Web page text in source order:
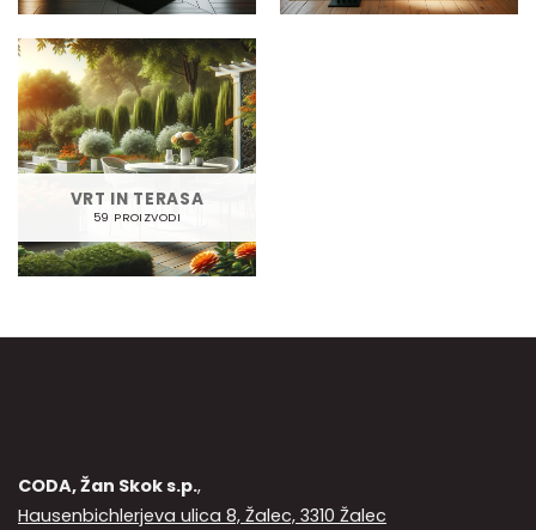
VRT IN TERASA
59 PROIZVODI
CODA, Žan Skok s.p.,
Hausenbichlerjeva ulica 8, Žalec, 3310 Žalec